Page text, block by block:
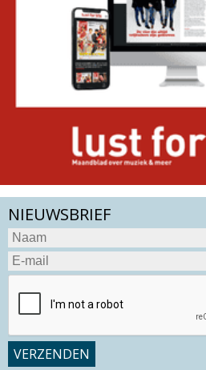
NIEUWSBRIEF